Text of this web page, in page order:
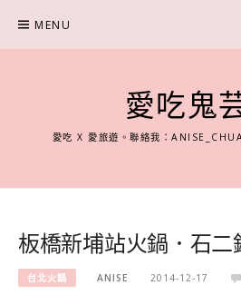
content
MENU
愛吃鬼
愛吃 X 愛旅遊。聯絡我：
板橋新埔站火鍋．石二
台北火鍋 ANISE 2014-12-17